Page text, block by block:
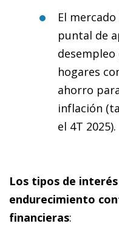
El
puntal de
desempleo
hogares
ahorro
inflación
el 4T 2025).
Los tipos de
endurecimiento
financieras: